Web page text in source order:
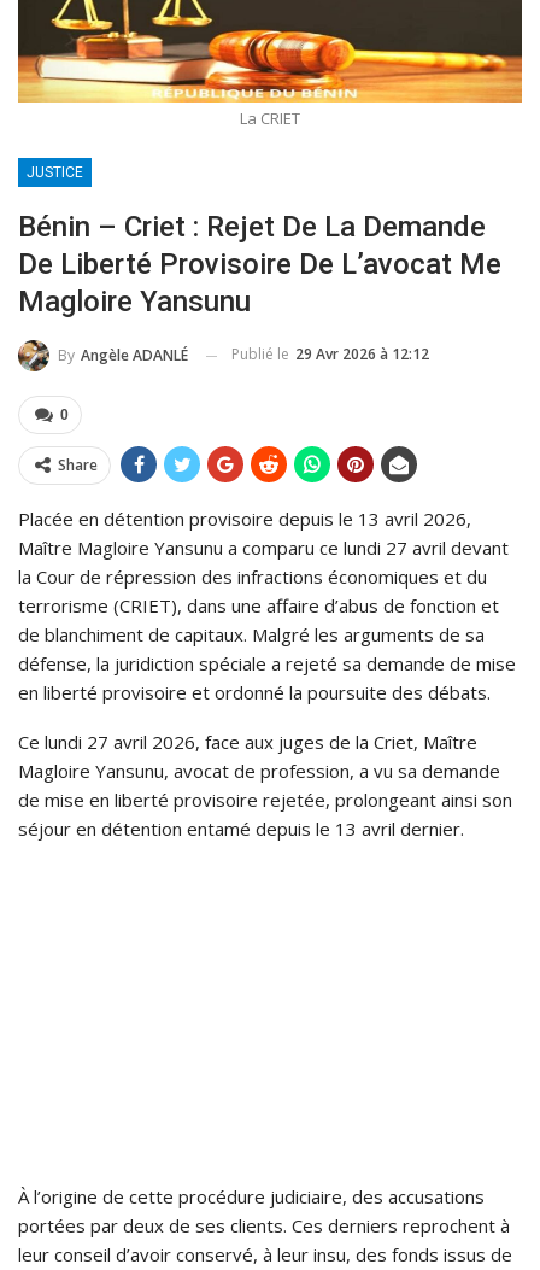
La CRIET
JUSTICE
Bénin – Criet : Rejet De La Demande
De Liberté Provisoire De L’avocat Me
Magloire Yansunu
By Angèle ADANLÉ Publié le 29 Avr 2026 à 12:12
0
Share
Placée en détention provisoire depuis le 13 avril 2026,
Maître Magloire Yansunu a comparu ce lundi 27 avril devant
la Cour de répression des infractions économiques et du
terrorisme (CRIET), dans une affaire d’abus de fonction et
de blanchiment de capitaux. Malgré les arguments de sa
défense, la juridiction spéciale a rejeté sa demande de mise
en liberté provisoire et ordonné la poursuite des débats.
Ce lundi 27 avril 2026, face aux juges de la Criet, Maître
Magloire Yansunu, avocat de profession, a vu sa demande
de mise en liberté provisoire rejetée, prolongeant ainsi son
séjour en détention entamé depuis le 13 avril dernier.
À l’origine de cette procédure judiciaire, des accusations
portées par deux de ses clients. Ces derniers reprochent à
leur conseil d’avoir conservé, à leur insu, des fonds issus de